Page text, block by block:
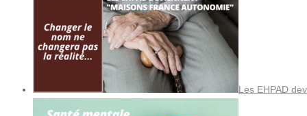
Les EHPAD